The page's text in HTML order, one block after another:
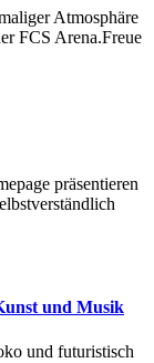
Atmosphäre
FCS Arena.Freue
präsentieren
und Musik
und futuristisch